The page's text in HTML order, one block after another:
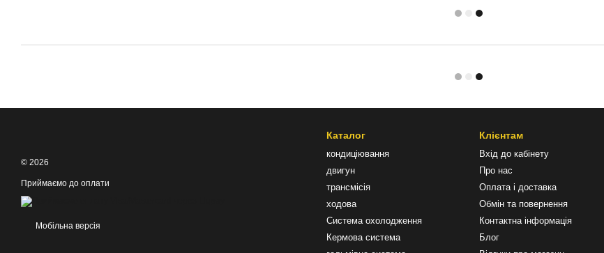
© 2026
Приймаємо до оплати
Мобільна версія
Каталог
кондиціювання
двигун
трансмісія
ходова
Система охолодження
Кермова система
Клієнтам
Вхід до кабінету
Про нас
Оплата і доставка
Обмін та повернення
Контактна інформація
Блог